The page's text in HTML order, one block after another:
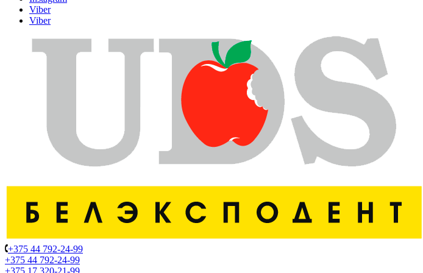
Viber
Viber
+375 44 792-24-99
+375 44 792-24-99
+375 17 320-21-99